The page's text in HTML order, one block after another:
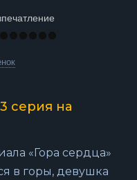
серия на
«Гора сердца»
в горы, девушка